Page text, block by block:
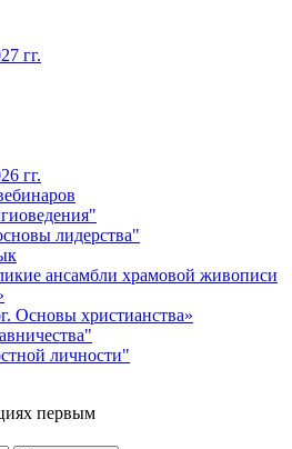
гг.
гг.
лидерства"
ансамбли храмовой живописи
Основы христианства»
личности"
первым